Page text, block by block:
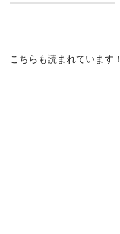
こちらも読まれています！